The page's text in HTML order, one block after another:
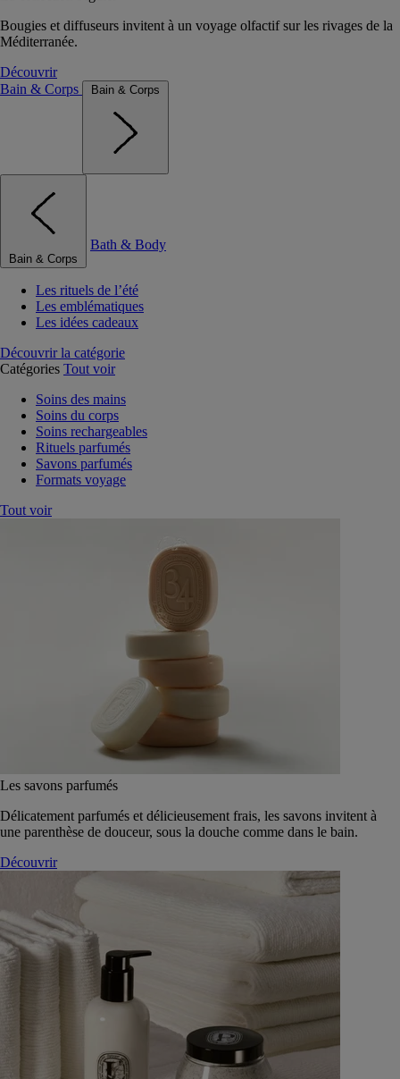
Bougies et diffuseurs invitent à un voyage olfactif sur les rivages de la
Méditerranée.
Découvrir
Bain & Corps
Bain & Corps
Bain & Corps
Bath & Body
Les rituels de l’été
Les emblématiques
Les idées cadeaux
Découvrir la catégorie
Catégories Tout voir
Soins des mains
Soins du corps
Soins rechargeables
Rituels parfumés
Savons parfumés
Formats voyage
Tout voir
Les savons parfumés
Délicatement parfumés et délicieusement frais, les savons invitent à
une parenthèse de douceur, sous la douche comme dans le bain.
Découvrir